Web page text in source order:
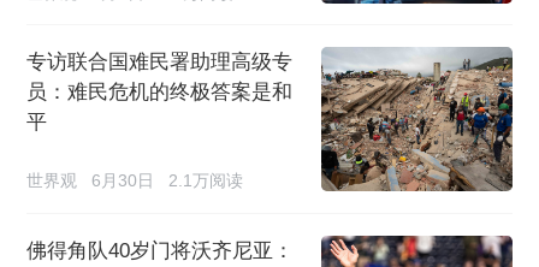
专访联合国难民署助理高级专
员：难民危机的终极答案是和
平
世界观 6月30日 2.1万阅读
佛得角队40岁门将沃齐尼亚：